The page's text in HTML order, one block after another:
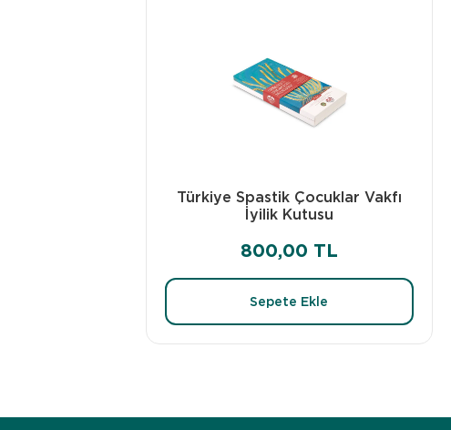
Türkiye Spastik Çocuklar Vakfı
İyilik Kutusu
800,00 TL
Sepete Ekle